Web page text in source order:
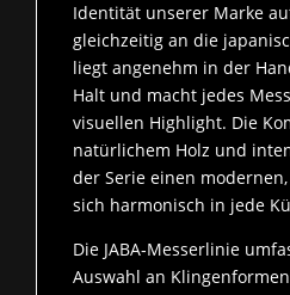
Identität unserer Marke
gleichzeitig an die
liegt angenehm in der
Halt und macht jedes
visuellen Highlight. Die
natürlichem Holz und
der Serie einen
sich harmonisch in jede
Die JABA‑Messerlinie
Auswahl an